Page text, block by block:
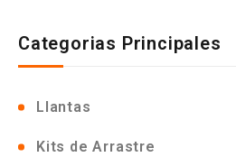
Categorias Principales
Llantas
Kits de Arrastre